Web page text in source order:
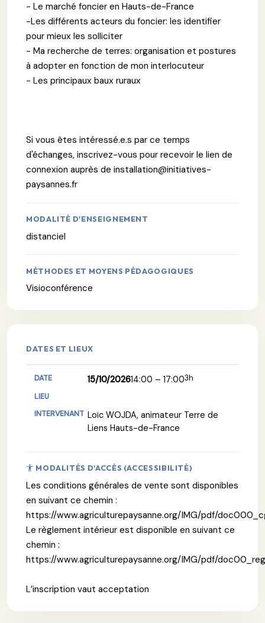
- Le marché foncier en Hauts-de-France
-Les différents acteurs du foncier: les identifier
pour mieux les solliciter
- Ma recherche de terres: organisation et postures
à adopter en fonction de mon interlocuteur
- Les principaux baux ruraux
Si vous êtes intéressé.e.s par ce temps
d'échanges, inscrivez-vous pour recevoir le lien de
connexion auprès de installation@initiatives-
paysannes.fr
MODALITÉ D'ENSEIGNEMENT
distanciel
MÉTHODES ET MOYENS PÉDAGOGIQUES
Visioconférence
DATES ET LIEUX
15/10/202614:00 – 17:003h
Loïc WOJDA, animateur Terre de
Liens Hauts-de-France
MODALITÉS D'ACCÈS (ACCESSIBILITÉ)
Les conditions générales de vente sont disponibles
en suivant ce chemin :
https://www.agriculturepaysanne.org/IMG/pdf/
Le règlement intérieur est disponible en suivant ce
chemin :
https://www.agriculturepaysanne.org/IMG/pdf/
L’inscription vaut acceptation